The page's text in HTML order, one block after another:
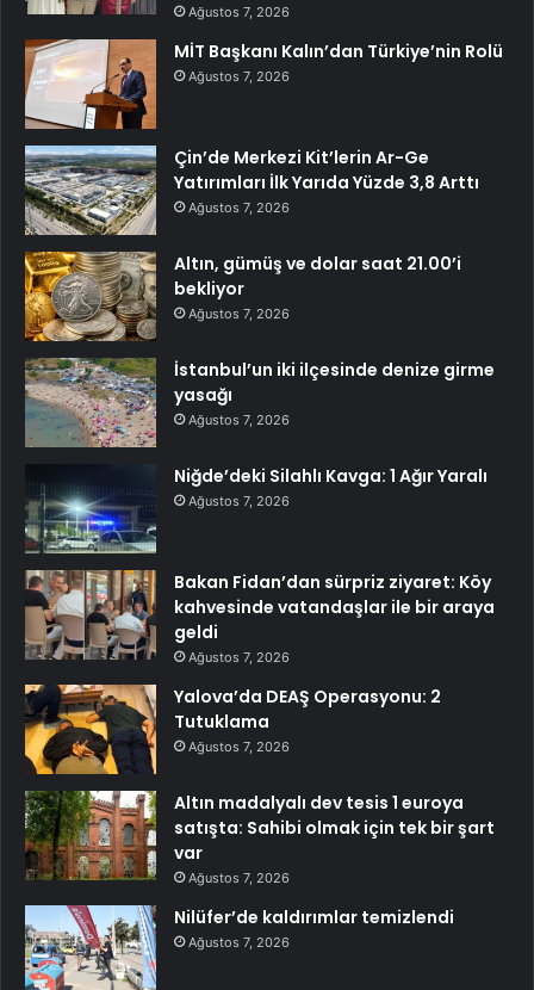
Ağustos 7, 2026
MİT Başkanı Kalın’dan Türkiye’nin Rolü
Ağustos 7, 2026
Çin’de Merkezi Kit’lerin Ar-Ge
Yatırımları İlk Yarıda Yüzde 3,8 Arttı
Ağustos 7, 2026
Altın, gümüş ve dolar saat 21.00’i
bekliyor
Ağustos 7, 2026
İstanbul’un iki ilçesinde denize girme
yasağı
Ağustos 7, 2026
Niğde’deki Silahlı Kavga: 1 Ağır Yaralı
Ağustos 7, 2026
Bakan Fidan’dan sürpriz ziyaret: Köy
kahvesinde vatandaşlar ile bir araya
geldi
Ağustos 7, 2026
Yalova’da DEAŞ Operasyonu: 2
Tutuklama
Ağustos 7, 2026
Altın madalyalı dev tesis 1 euroya
satışta: Sahibi olmak için tek bir şart
var
Ağustos 7, 2026
Nilüfer’de kaldırımlar temizlendi
Ağustos 7, 2026